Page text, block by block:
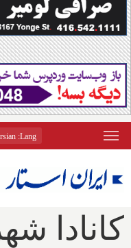
Lang
: Persian
کانادا